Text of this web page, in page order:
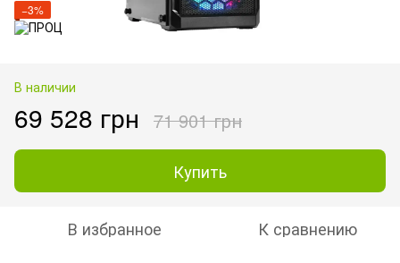
−3%
В наличии
69 528 грн 71 901 грн
Купить
В избранное К сравнению